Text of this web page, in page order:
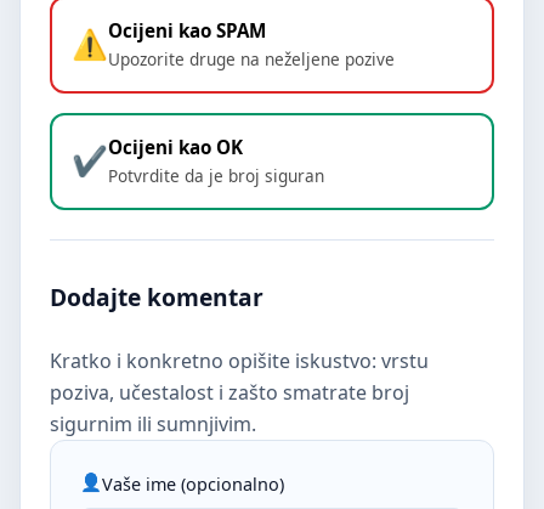
Ocijeni kao SPAM
Upozorite druge na neželjene pozive
Ocijeni kao OK
Potvrdite da je broj siguran
Dodajte komentar
Kratko i konkretno opišite iskustvo: vrstu
poziva, učestalost i zašto smatrate broj
sigurnim ili sumnjivim.
Vaše ime (opcionalno)